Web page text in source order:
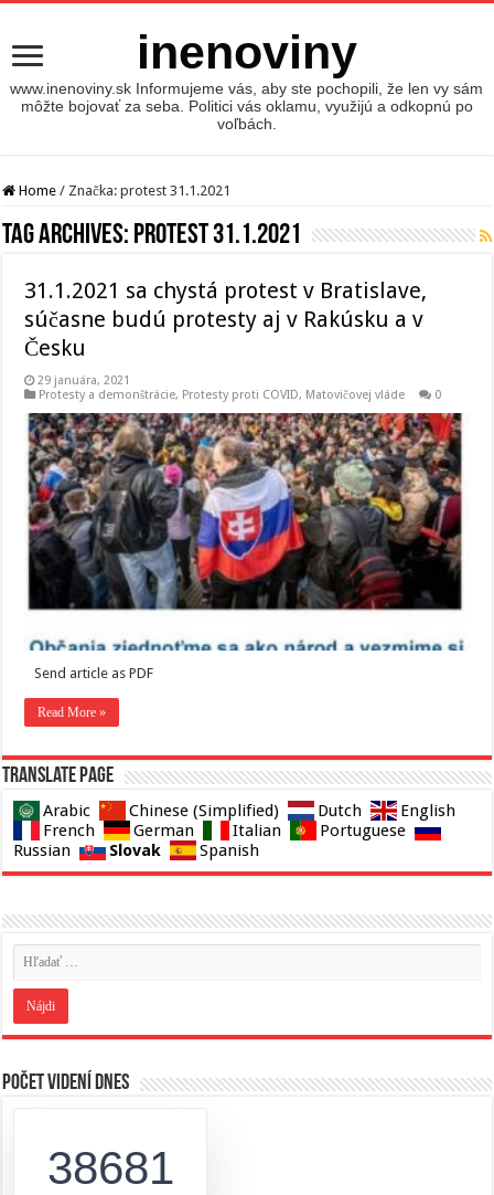
inenoviny
www.inenoviny.sk Informujeme vás, aby ste pochopili, že len vy sám
môžte bojovať za seba. Politici vás oklamu, využijú a odkopnú po
voľbách.
Home / Značka:protest 31.1.2021
Tag Archives: protest 31.1.2021
31.1.2021 sa chystá protest v Bratislave,
súčasne budú protesty aj v Rakúsku a v
Česku
29 januára, 2021
Protesty a demonštrácie, Protesty proti COVID, Matovičovej vláde 0
Send article as PDF
Read More »
Translate page
Arabic Chinese (Simplified) Dutch
English
French
German Italian
Portuguese
Russian
Slovak Spanish
Počet videní dnes
38681